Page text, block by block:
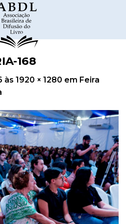
168
às 1920 × 1280 em Feira